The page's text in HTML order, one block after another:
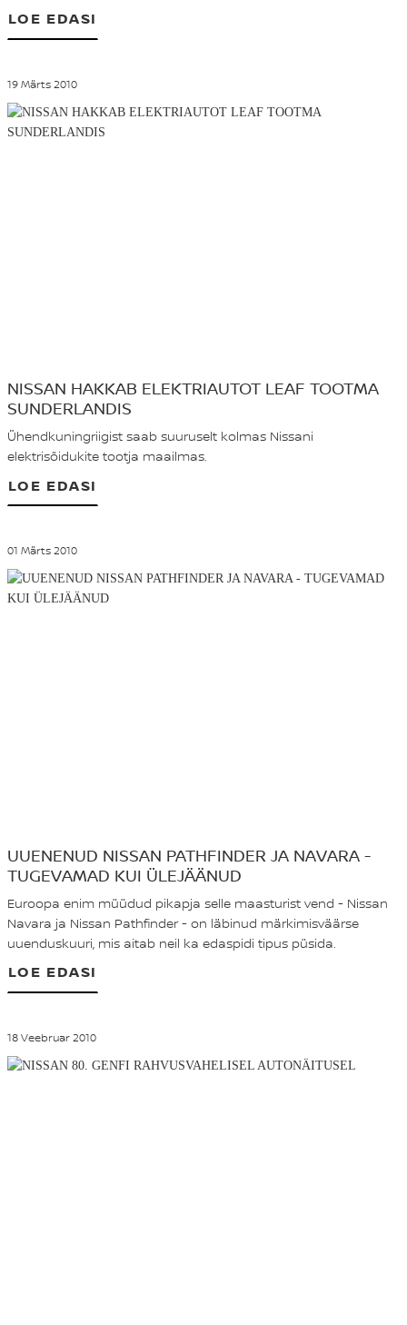
LOE EDASI
19 Märts 2010
NISSAN HAKKAB ELEKTRIAUTOT LEAF TOOTMA
SUNDERLANDIS
Ühendkuningriigist saab suuruselt kolmas Nissani
elektrisõidukite tootja maailmas.
LOE EDASI
01 Märts 2010
UUENENUD NISSAN PATHFINDER JA NAVARA -
TUGEVAMAD KUI ÜLEJÄÄNUD
Euroopa enim müüdud pikapja selle maasturist vend - Nissan
Navara ja Nissan Pathfinder - on läbinud märkimisväärse
uuenduskuuri, mis aitab neil ka edaspidi tipus püsida.
LOE EDASI
18 Veebruar 2010